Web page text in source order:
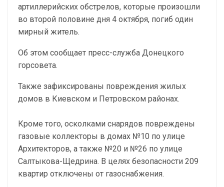
артиллерийских обстрелов, которые произошли
во второй половине дня 4 октября, погиб один
мирный житель.
Об этом сообщает пресс-служба Донецкого
горсовета.
Также зафиксированы повреждения жилых
домов в Киевском и Петровском районах.
Кроме того, осколками снарядов повреждены
газовые коллекторы в домах №10 по улице
Архитекторов, а также №20 и №26 по улице
Салтыкова-Щедрина. В целях безопасности 209
квартир отключены от газоснабжения.